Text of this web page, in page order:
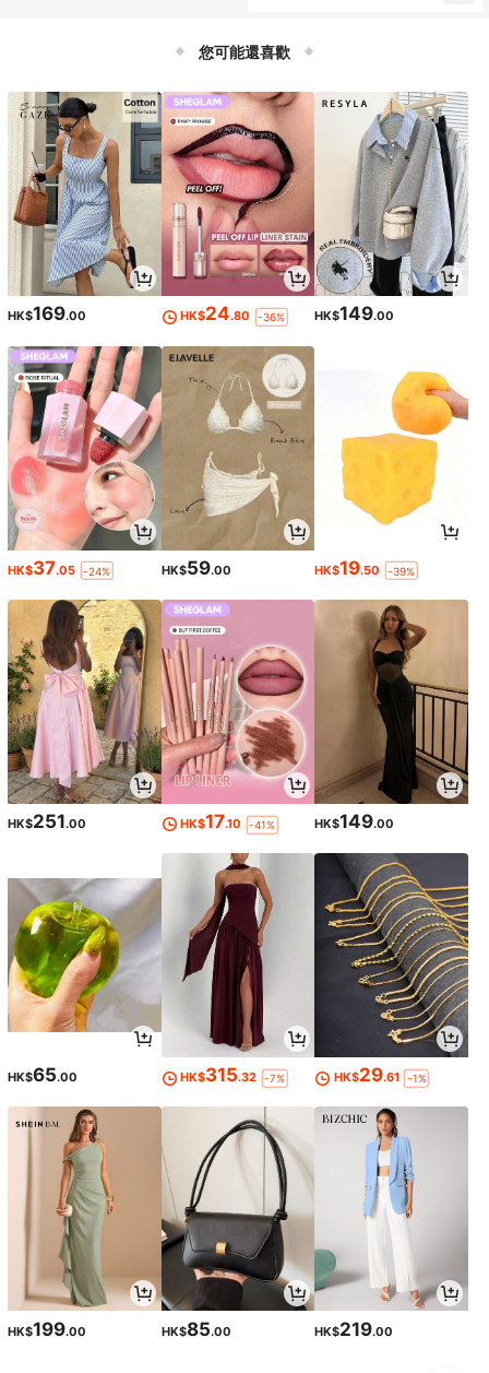
您可能還喜歡
HK$169.00 HK$24.80 -36% HK$149.00
HK$37.05 -24% HK$59.00 HK$19.50 -39%
HK$251.00 HK$17.10 -41% HK$149.00
HK$65.00 HK$315.32 -7% HK$29.61 -1%
HK$199.00 HK$85.00 HK$219.00